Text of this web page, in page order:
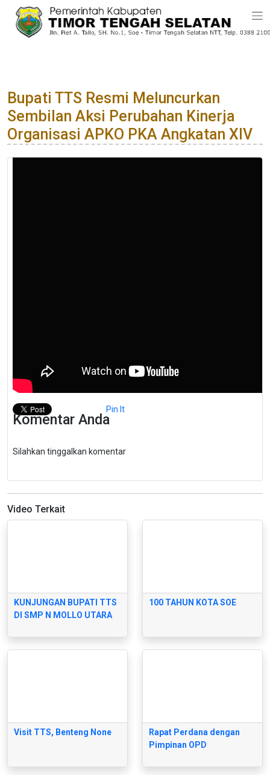
Bupati TTS Resmi Meluncurkan
Sembilan Aksi Perubahan Kinerja
Organisasi APKO PKA Angkatan XIV
Pin It
Komentar Anda
Silahkan tinggalkan komentar
Video Terkait
KUNJUNGAN BUPATI TTS
DI SMP N MOLLO UTARA
100 TAHUN KOTA SOE
Visit TTS, Benteng None
Rapat Perdana dengan
Pimpinan OPD